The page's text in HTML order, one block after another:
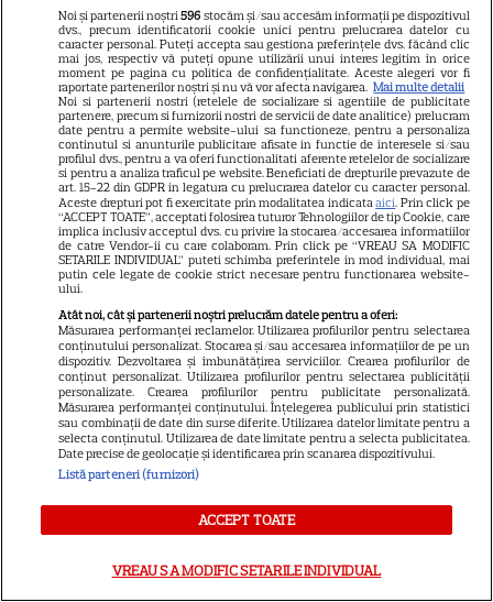
mariaj! S-a ales praful de
cuplul de aur din industria de
entertaining
Anunțul momentului! A vrut
să se știe de la ea! Elena Udrea
și Adrian Alexandrov, după 10
ani de relație și un copil rupt
din soare au...
SERIALE
Noi și partenerii noștri596 stocăm și/sau accesăm informații pe dispozitivul
dvs., precum identificatorii cookie unici pentru prelucrarea datelor cu
caracter personal. Puteți accepta sau gestiona preferințele dvs. făcând clic
mai jos, respectiv vă puteți opune utilizării unui interes legitim în orice
moment pe pagina cu politica de confidențialitate. Aceste alegeri vor fi
raportate partenerilor noștri și nu vă vor afecta navigarea. Mai multe detalii
Noi si partenerii nostri (retelele de socializare si agentiile de publicitate
partenere, precum si furnizorii nostri de servicii de date analitice) prelucram
date pentru a permite website-ului sa functioneze, pentru a personaliza
continutul si anunturile publicitare afisate in functie de interesele si/sau
profilul dvs., pentru a va oferi functionalitati aferente retelelor de socializare
si pentru a analiza traficul pe website. Beneficiati de drepturile prevazute de
art. 15-22 din GDPR in legatura cu prelucrarea datelor cu caracter personal.
Aceste drepturi pot fi exercitate prin modalitatea indicataaici. Prin click pe
“ACCEPT TOATE”, acceptati folosirea tuturor Tehnologiilor de tip Cookie, care
implica inclusiv acceptul dvs. cu privire la stocarea/accesarea informatiilor
de catre Vendor-ii cu care colaboram. Prin click pe “VREAU SA MODIFIC
SETARILE INDIVIDUAL” puteti schimba preferintele in mod individual, mai
putin cele legate de cookie strict necesare pentru functionarea website-
ului.
Atât noi, cât și partenerii noștri prelucrăm datele pentru a oferi:
Măsurarea performanței reclamelor. Utilizarea profilurilor pentru selectarea
conținutului personalizat. Stocarea și/sau accesarea informațiilor de pe un
dispozitiv. Dezvoltarea și îmbunătățirea serviciilor. Crearea profilurilor de
conținut personalizat. Utilizarea profilurilor pentru selectarea publicității
personalizate. Crearea profilurilor pentru publicitate personalizată.
Măsurarea performanței conținutului. Înțelegerea publicului prin statistici
sau combinații de date din surse diferite. Utilizarea datelor limitate pentru a
selecta conținutul. Utilizarea de date limitate pentru a selecta publicitatea.
Date precise de geolocație și identificarea prin scanarea dispozitivului.
Listă parteneri (furnizori)
ACCEPT TOATE
VREAU SA MODIFIC SETARILE INDIVIDUAL